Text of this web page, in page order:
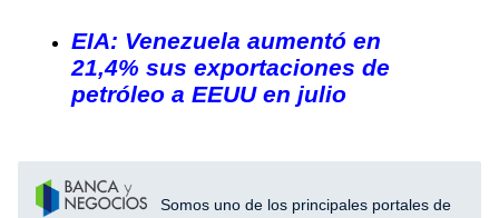
EIA: Venezuela aumentó en
21,4% sus exportaciones de
petróleo a EEUU en julio
Somos uno de los principales portales de